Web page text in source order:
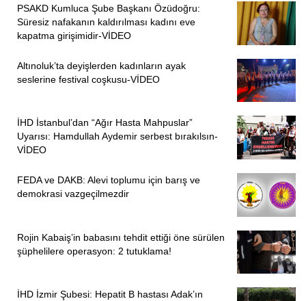
PSAKD Kumluca Şube Başkanı Özüdoğru:
Süresiz nafakanın kaldırılması kadını eve
kapatma girişimidir-VİDEO
Altınoluk’ta deyişlerden kadınların ayak
seslerine festival coşkusu-VİDEO
İHD İstanbul’dan “Ağır Hasta Mahpuslar”
Uyarısı: Hamdullah Aydemir serbest bırakılsın-
VİDEO
FEDA ve DAKB: Alevi toplumu için barış ve
demokrasi vazgeçilmezdir
Rojin Kabaiş’in babasını tehdit ettiği öne sürülen
şüphelilere operasyon: 2 tutuklama!
İHD İzmir Şubesi: Hepatit B hastası Adak’ın